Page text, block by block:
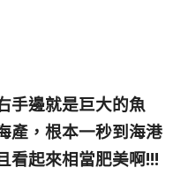
手邊就是巨大的魚
產，根本一秒到海港
看起來相當肥美啊!!!